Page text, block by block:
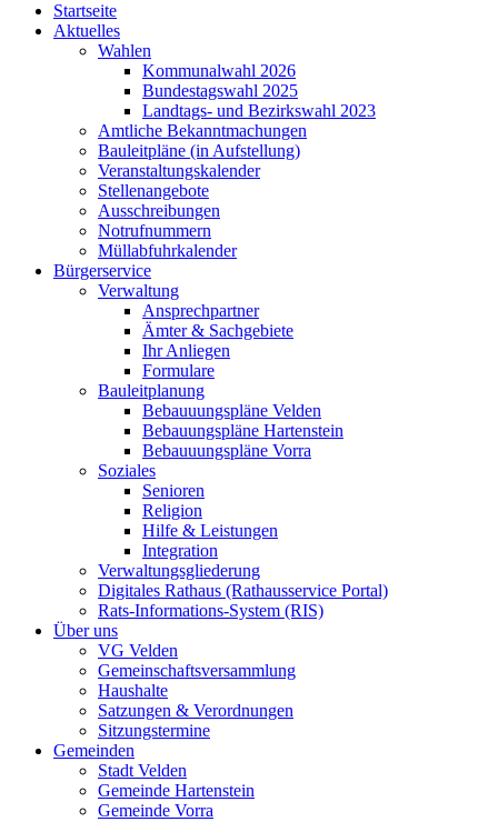
Startseite
Aktuelles
Wahlen
Kommunalwahl 2026
Bundestagswahl 2025
Landtags- und Bezirkswahl 2023
Amtliche Bekanntmachungen
Bauleitpläne (in Aufstellung)
Veranstaltungskalender
Stellenangebote
Ausschreibungen
Notrufnummern
Müllabfuhrkalender
Bürgerservice
Verwaltung
Ansprechpartner
Ämter & Sachgebiete
Ihr Anliegen
Formulare
Bauleitplanung
Bebauuungspläne Velden
Bebauungspläne Hartenstein
Bebauuungspläne Vorra
Soziales
Senioren
Religion
Hilfe & Leistungen
Integration
Verwaltungsgliederung
Digitales Rathaus (Rathausservice Portal)
Rats-Informations-System (RIS)
Über uns
VG Velden
Gemeinschaftsversammlung
Haushalte
Satzungen & Verordnungen
Sitzungstermine
Gemeinden
Stadt Velden
Gemeinde Hartenstein
Gemeinde Vorra